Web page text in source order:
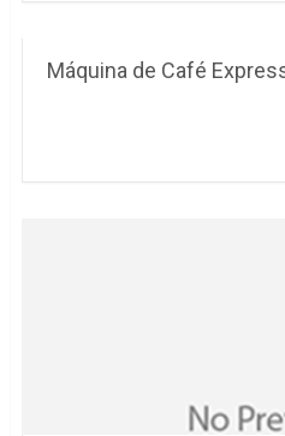
Máquina de Café